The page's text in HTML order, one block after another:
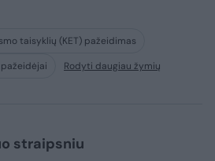
taisyklių (KET) pažeidimas
Rodyti daugiau žymių
straipsniu